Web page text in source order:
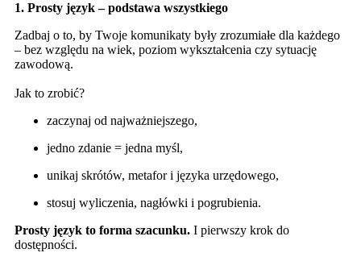
1. Prosty język – podstawa wszystkiego
Zadbaj o to, by Twoje komunikaty były zrozumiałe dla każdego
– bez względu na wiek, poziom wykształcenia czy sytuację
zawodową.
Jak to zrobić?
zaczynaj od najważniejszego,
jedno zdanie = jedna myśl,
unikaj skrótów, metafor i języka urzędowego,
stosuj wyliczenia, nagłówki i pogrubienia.
Prosty język to forma szacunku. I pierwszy krok do
dostępności.